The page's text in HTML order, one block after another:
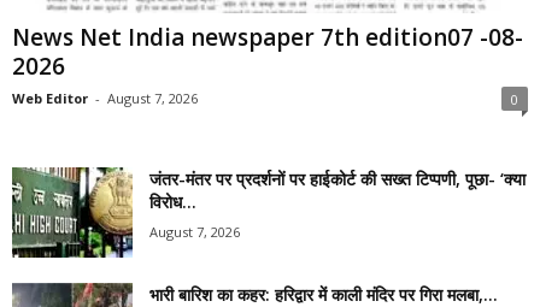
News Net India newspaper 7th edition07 -08-
2026
Web Editor - August 7, 2026 0
जंतर-मंतर पर प्रदर्शनों पर हाईकोर्ट की सख्त टिप्पणी, पूछा- ‘क्या
विरोध...
August 7, 2026
भारी बारिश का कहर: हरिद्वार में काली मंदिर पर गिरा मलबा,...